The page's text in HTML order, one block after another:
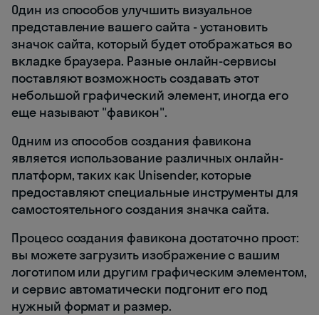
Один из способов улучшить визуальное
представление вашего сайта - установить
значок сайта, который будет отображаться во
вкладке браузера. Разные онлайн-сервисы
поставляют возможность создавать этот
небольшой графический элемент, иногда его
еще называют "фавикон".
Одним из способов создания фавикона
является использование различных онлайн-
платформ, таких как Unisender, которые
предоставляют специальные инструменты для
самостоятельного создания значка сайта.
Процесс создания фавикона достаточно прост:
вы можете загрузить изображение с вашим
логотипом или другим графическим элементом,
и сервис автоматически подгонит его под
нужный формат и размер.